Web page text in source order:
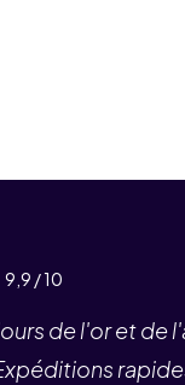
9,9 / 10
de l'or et de